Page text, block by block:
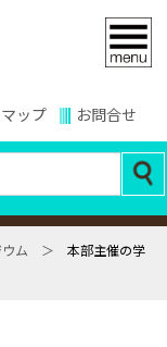
ップ お問合せ
ウム ＞ 本部主催の学